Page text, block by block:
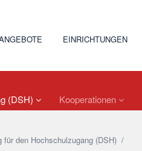
EINRICHTUNGEN
(DSH) Kooperationen
für den Hochschulzugang (DSH)/